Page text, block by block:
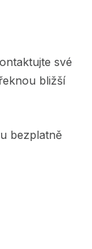
své
bližší
bezplatně